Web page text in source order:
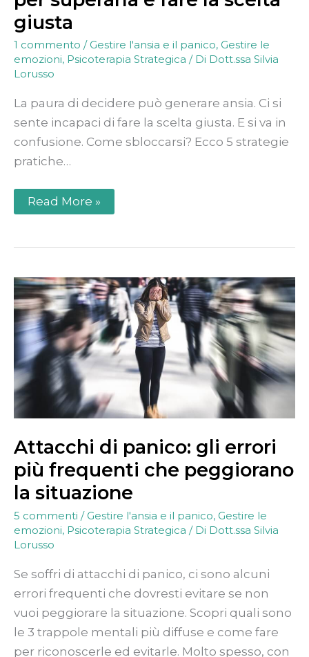
giusta
1 commento / Gestire l'ansia e il panico, Gestire le
emozioni, Psicoterapia Strategica / Di Dott.ssa Silvia
Lorusso
La paura di decidere può generare ansia. Ci si
sente incapaci di fare la scelta giusta. E si va in
confusione. Come sbloccarsi? Ecco 5 strategie
pratiche…
Read More »
Attacchi di panico: gli errori
più frequenti che peggiorano
la situazione
5 commenti / Gestire l'ansia e il panico, Gestire le
emozioni, Psicoterapia Strategica / Di Dott.ssa Silvia
Lorusso
Se soffri di attacchi di panico, ci sono alcuni
errori frequenti che dovresti evitare se non
vuoi peggiorare la situazione. Scopri quali sono
le 3 trappole mentali più diffuse e come fare
per riconoscerle ed evitarle. Molto spesso, con
Attacchi
di
panico:
gli
errori
più
frequenti
che
peggiorano
la
situazione